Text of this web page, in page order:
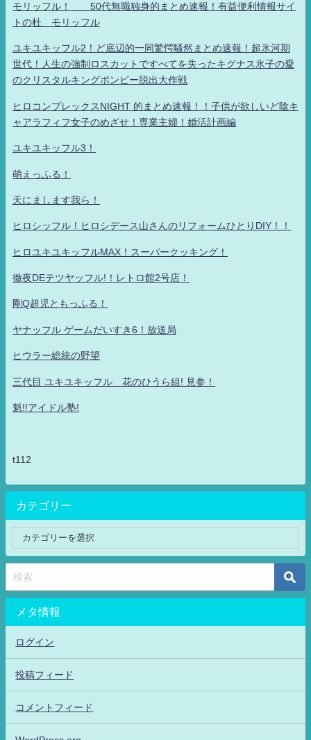
モリッフル！ 50代無職独身的まとめ速報！有益便利情報サイ
トの杜 モリッフル
ユキユキッフル2！ど底辺的一同驚愕騒然まとめ速報！超氷河期
世代！人生の強制ロスカットですべてを失ったキグナス氷子の愛
のクリスタルキングボンビー脱出大作戦
ヒロコンプレックスNIGHT 的まとめ速報！！子供が欲しいど陰キ
ャアラフィフ女子のめざせ！専業主婦！婚活計画編
ユキユキッフル3！
萌えっふる！
天にまします我ら！
ヒロシッフル！ヒロシデース山さんのリフォームひとりDIY！！
ヒロユキユキッフルMAX！スーパークッキング！
徹夜DEテツヤッフル!！レトロ館2号店！
剛Q超児ともっふる！
ヤナッフル ゲームだいすき6！放送局
ヒウラー総統の野望
三代目 ユキユキッフル 花のひうら組! 見参！
魁!!アイドル塾!
t112
カテゴリー
メタ情報
ログイン
投稿フィード
コメントフィード